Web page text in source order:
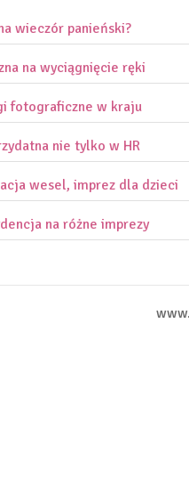
wieczór panieński?
na wyciągnięcie ręki
fotograficzne w kraju
nie tylko w HR
wesel, imprez dla dzieci
na różne imprezy